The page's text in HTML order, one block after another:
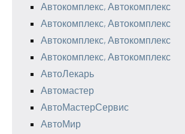
Автокомплекс, Автокомплекс
Автокомплекс, Автокомплекс
Автокомплекс, Автокомплекс
Автокомплекс, Автокомплекс
АвтоЛекарь
Автомастер
АвтоМастерСервис
АвтоМир